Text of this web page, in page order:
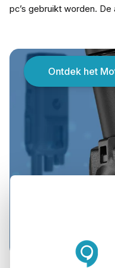
pc’s gebruikt worden.
Ontdek het